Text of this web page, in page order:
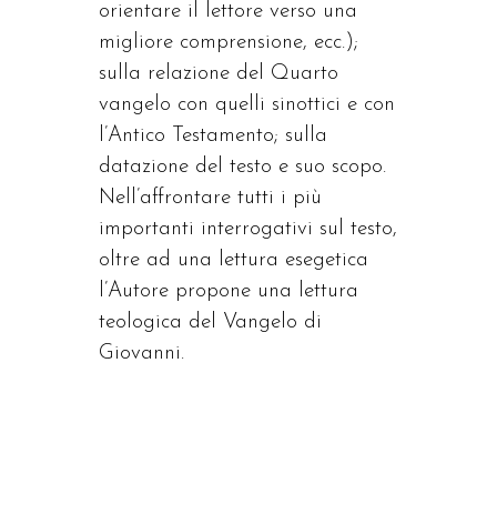
orientare il lettore verso una
migliore comprensione, ecc.);
sulla relazione del Quarto
vangelo con quelli sinottici e con
l’Antico Testamento; sulla
datazione del testo e suo scopo.
Nell’affrontare tutti i più
importanti interrogativi sul testo,
oltre ad una lettura esegetica
l’Autore propone una lettura
teologica del Vangelo di
Giovanni.